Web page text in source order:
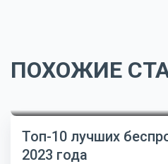
ПОХОЖИЕ
Топ-10 лучших
2023 года